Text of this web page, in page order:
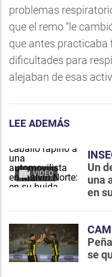
problemas
que el remo “le
que antes practicaba
dificultades para
alejaban de esas
LEE ADEMÁS
VIDEO
Un
una
en
se